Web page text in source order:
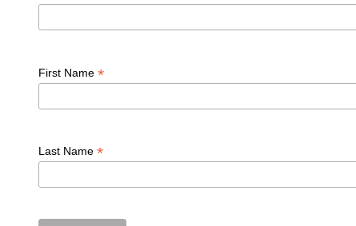
First Name *
Last Name *